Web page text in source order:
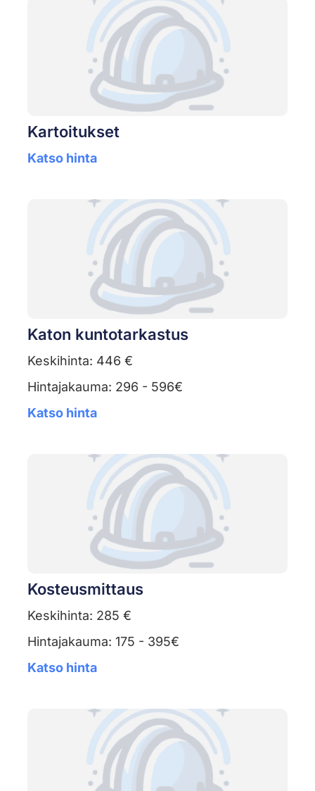
Kartoitukset
Katso hinta
Katon kuntotarkastus
Keskihinta: 446 €
Hintajakauma: 296 - 596€
Katso hinta
Kosteusmittaus
Keskihinta: 285 €
Hintajakauma: 175 - 395€
Katso hinta